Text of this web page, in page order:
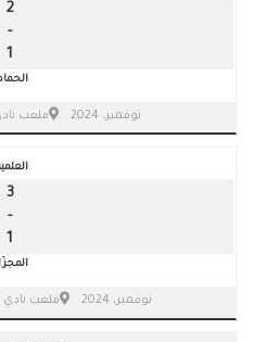
2
-
1
29 نوفمبر، 2024 ملعب
3
-
1
22 نوفمبر، 2024 ملعب نادي